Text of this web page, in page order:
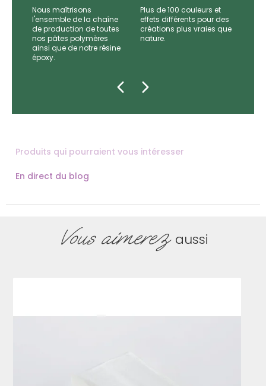
Nous maîtrisons
l'ensemble de la chaîne
de production de toutes
nos pâtes polymères
ainsi que de notre résine
époxy.
Plus de 100 couleurs et
effets différents pour des
créations plus vraies que
nature.
Produits qui pourraient vous intéresser
En direct du blog
Vous aimerezaussi